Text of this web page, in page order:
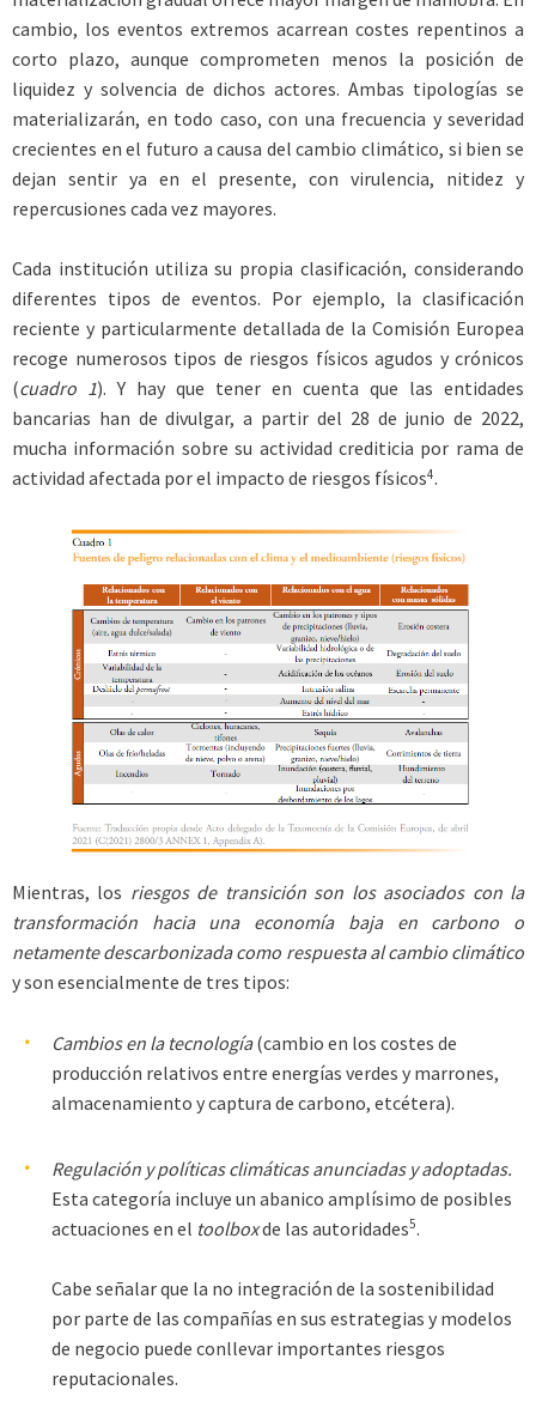
cambio, los eventos extremos acarrean costes repentinos a
corto plazo, aunque comprometen menos la posición de
liquidez y solvencia de dichos actores. Ambas tipologías se
materializarán, en todo caso, con una frecuencia y severidad
crecientes en el futuro a causa del cambio climático, si bien se
dejan sentir ya en el presente, con virulencia, nitidez y
repercusiones cada vez mayores.
Cada institución utiliza su propia clasificación, considerando
diferentes tipos de eventos. Por ejemplo, la clasificación
reciente y particularmente detallada de la Comisión Europea
recoge numerosos tipos de riesgos físicos agudos y crónicos
(cuadro 1). Y hay que tener en cuenta que las entidades
bancarias han de divulgar, a partir del 28 de junio de 2022,
mucha información sobre su actividad crediticia por rama de
actividad afectada por el impacto de riesgos físicos4.
Mientras, los riesgos de transición son los asociados con la
transformación hacia una economía baja en carbono o
netamente descarbonizada como respuesta al cambio climático
y son esencialmente de tres tipos:
Cambios en la tecnología(cambio en los costes de
producción relativos entre energías verdes y marrones,
almacenamiento y captura de carbono, etcétera).
Regulación y políticas climáticas anunciadas y adoptadas.
Esta categoría incluye un abanico amplísimo de posibles
actuaciones en el toolboxde las autoridades5.
Cabe señalar que la no integración de la sostenibilidad
por parte de las compañías en sus estrategias y modelos
de negocio puede conllevar importantes riesgos
reputacionales.